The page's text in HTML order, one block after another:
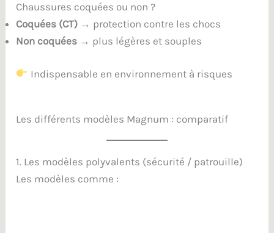
Chaussures coquées ou non ?
Coquées (CT) → protection contre les chocs
Non coquées → plus légères et souples
Indispensable en environnement à risques
Les différents modèles Magnum : comparatif
1. Les modèles polyvalents (sécurité / patrouille)
Les modèles comme :